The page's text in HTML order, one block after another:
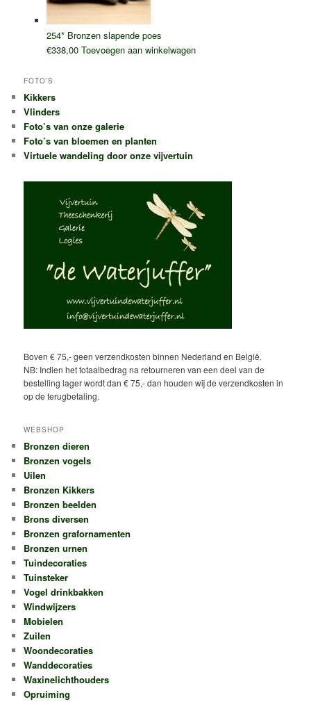
254* Bronzen slapende poes
€338,00 Toevoegen aan winkelwagen
FOTO’S
Kikkers
Vlinders
Foto’s van onze galerie
Foto’s van bloemen en planten
Virtuele wandeling door onze vijvertuin
Boven € 75,- geen verzendkosten binnen Nederland en België.
NB: Indien het totaalbedrag na retourneren van een deel van de
bestelling lager wordt dan € 75,- dan houden wij de verzendkosten in
op de terugbetaling.
WEBSHOP
Bronzen dieren
Bronzen vogels
Uilen
Bronzen Kikkers
Bronzen beelden
Brons diversen
Bronzen grafornamenten
Bronzen urnen
Tuindecoraties
Tuinsteker
Vogel drinkbakken
Windwijzers
Mobielen
Zuilen
Woondecoraties
Wanddecoraties
Waxinelichthouders
Opruiming